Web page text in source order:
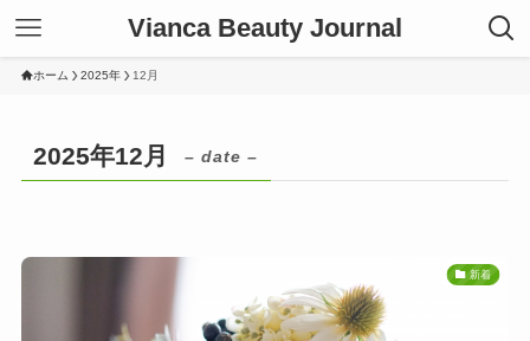
Vianca Beauty Journal
ホーム 2025年 12月
2025年12月 – date –
新着